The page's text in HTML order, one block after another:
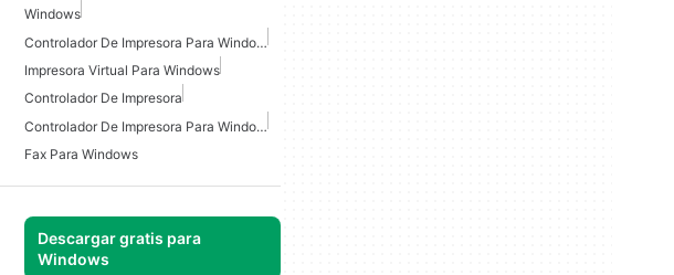
Windows
Controlador De Impresora Para Windows 7
Impresora Virtual Para Windows
Controlador De Impresora
Controlador De Impresora Para Windows 10
Fax Para Windows
Descargar gratis para
Windows